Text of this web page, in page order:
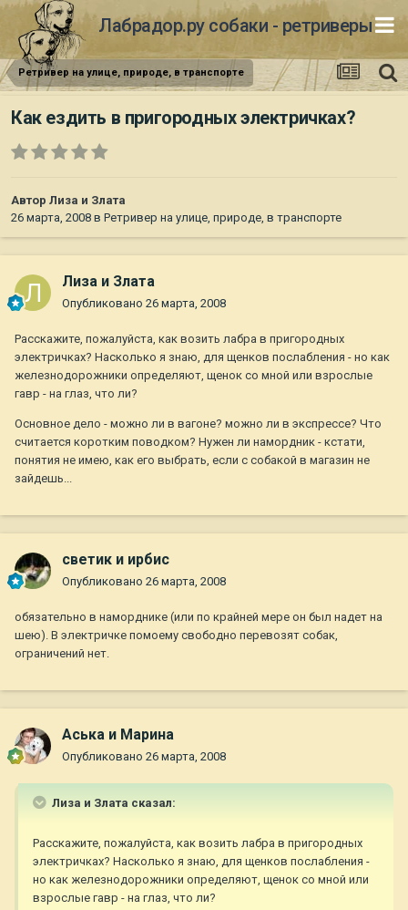
Лабрадор.ру собаки - ретриверы
Ретривер на улице, природе, в транспорте
Как ездить в пригородных электричках?
Автор Лиза и Злата
26 марта, 2008 в Ретривер на улице, природе, в транспорте
Лиза и Злата
Опубликовано 26 марта, 2008
Расскажите, пожалуйста, как возить лабра в пригородных
электричках? Насколько я знаю, для щенков послабления - но как
железнодорожники определяют, щенок со мной или взрослые
гавр - на глаз, что ли?
Основное дело - можно ли в вагоне? можно ли в экспрессе? Что
считается коротким поводком? Нужен ли намордник - кстати,
понятия не имею, как его выбрать, если с собакой в магазин не
зайдешь...
светик и ирбис
Опубликовано 26 марта, 2008
обязательно в наморднике (или по крайней мере он был надет на
шею). В электричке помоему свободно перевозят собак,
ограничений нет.
Аська и Марина
Опубликовано 26 марта, 2008
Лиза и Злата сказал:
Расскажите, пожалуйста, как возить лабра в пригородных
электричках? Насколько я знаю, для щенков послабления -
но как железнодорожники определяют, щенок со мной или
взрослые гавр - на глаз, что ли?